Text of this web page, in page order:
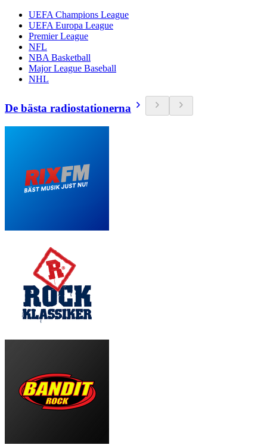
UEFA Champions League
UEFA Europa League
Premier League
NFL
NBA Basketball
Major League Baseball
NHL
De bästa radiostationerna